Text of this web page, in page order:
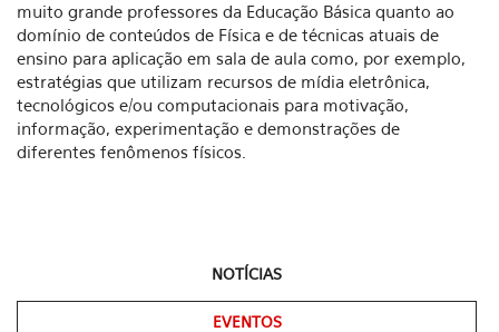
muito grande professores da Educação Básica quanto ao
domínio de conteúdos de Física e de técnicas atuais de
ensino para aplicação em sala de aula como, por exemplo,
estratégias que utilizam recursos de mídia eletrônica,
tecnológicos e/ou computacionais para motivação,
informação, experimentação e demonstrações de
diferentes fenômenos físicos.
NOTÍCIAS
EVENTOS(ABA ATIVA)